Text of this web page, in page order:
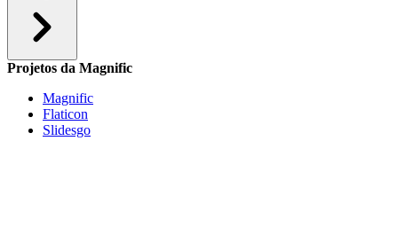
Projetos da Magnific
Magnific
Flaticon
Slidesgo